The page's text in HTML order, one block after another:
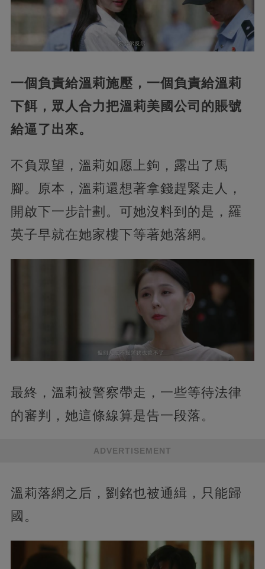
一個負責給溫莉施壓，一個負責給溫莉
下餌，眾人合力把溫莉美國公司的賬號
給逼了出來。
不負眾望，溫莉如愿上鉤，露出了馬
腳。原本，溫莉還想著拿錢趕緊走人，
開啟下一步計劃。可她沒料到的是，羅
英子早就在她家樓下等著她落網。
最終，溫莉被警察帶走，一些等待法律
的審判，她這條線算是告一段落。
ADVERTISEMENT
溫莉落網之后，劉銘也被通緝，只能歸
國。